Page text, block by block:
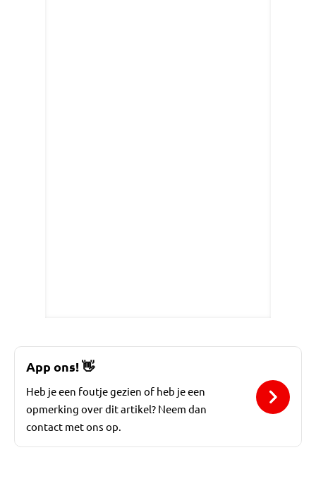
App ons!👋
Heb je een foutje gezien of heb je een
opmerking over dit artikel? Neem dan
contact met ons op.